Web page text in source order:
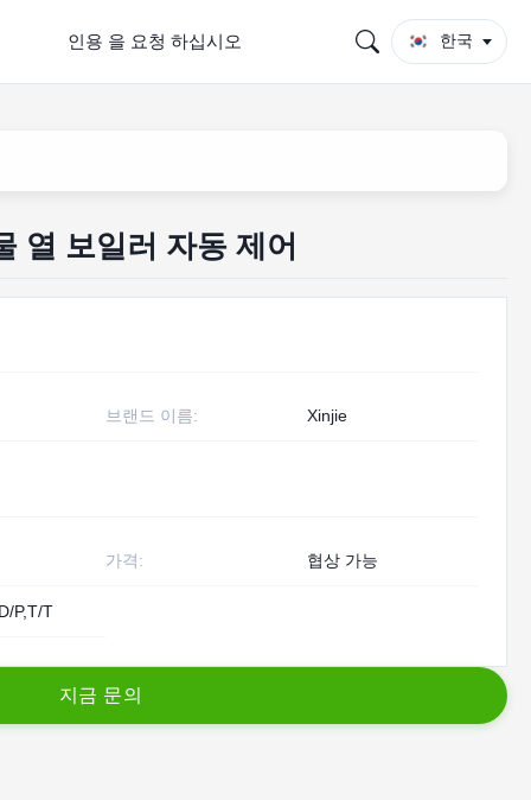
인용 을 요청 하십시오 한국
열 보일러 자동 제어
브랜드 이름: Xinjie
가격: 협상 가능
P,T/T
지 금 문의